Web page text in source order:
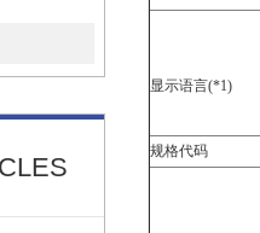
显示语言(*1)
规格代码